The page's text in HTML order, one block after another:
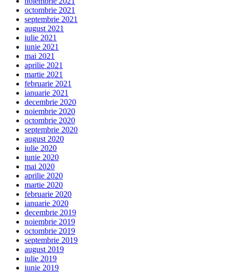
octombrie 2021
septembrie 2021
august 2021
iulie 2021
iunie 2021
mai 2021
aprilie 2021
martie 2021
februarie 2021
ianuarie 2021
decembrie 2020
noiembrie 2020
octombrie 2020
septembrie 2020
august 2020
iulie 2020
iunie 2020
mai 2020
aprilie 2020
martie 2020
februarie 2020
ianuarie 2020
decembrie 2019
noiembrie 2019
octombrie 2019
septembrie 2019
august 2019
iulie 2019
iunie 2019